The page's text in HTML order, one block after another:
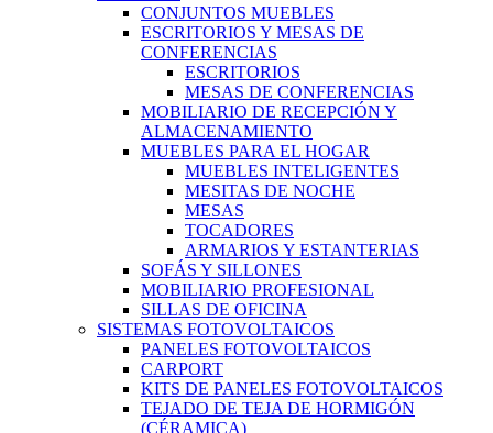
CONJUNTOS MUEBLES
ESCRITORIOS Y MESAS DE
CONFERENCIAS
ESCRITORIOS
MESAS DE CONFERENCIAS
MOBILIARIO DE RECEPCIÓN Y
ALMACENAMIENTO
MUEBLES PARA EL HOGAR
MUEBLES INTELIGENTES
MESITAS DE NOCHE
MESAS
TOCADORES
ARMARIOS Y ESTANTERIAS
SOFÁS Y SILLONES
MOBILIARIO PROFESIONAL
SILLAS DE OFICINA
SISTEMAS FOTOVOLTAICOS
PANELES FOTOVOLTAICOS
CARPORT
KITS DE PANELES FOTOVOLTAICOS
TEJADO DE TEJA DE HORMIGÓN
(CÉRAMICA)